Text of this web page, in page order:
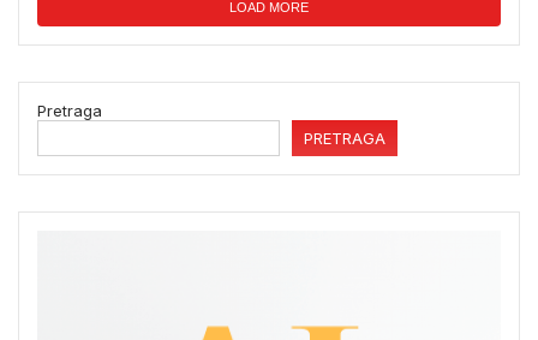
LOAD MORE
Pretraga
PRETRAGA